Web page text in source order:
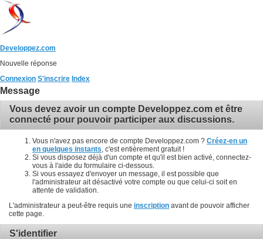
Developpez.com
Nouvelle réponse
Connexion S'inscrire Index
Message
Vous devez avoir un compte Developpez.com et être
connecté pour pouvoir participer aux discussions.
Vous n'avez pas encore de compte Developpez.com ? Créez-en un
en quelques instants , c'est entièrement gratuit !
Si vous disposez déjà d'un compte et qu'il est bien activé, connectez-
vous à l'aide du formulaire ci-dessous.
Si vous essayez d'envoyer un message, il est possible que
l'administrateur ait désactivé votre compte ou que celui-ci soit en
attente de validation.
L'administrateur a peut-être requis une inscription avant de pouvoir afficher
cette page.
S'identifier